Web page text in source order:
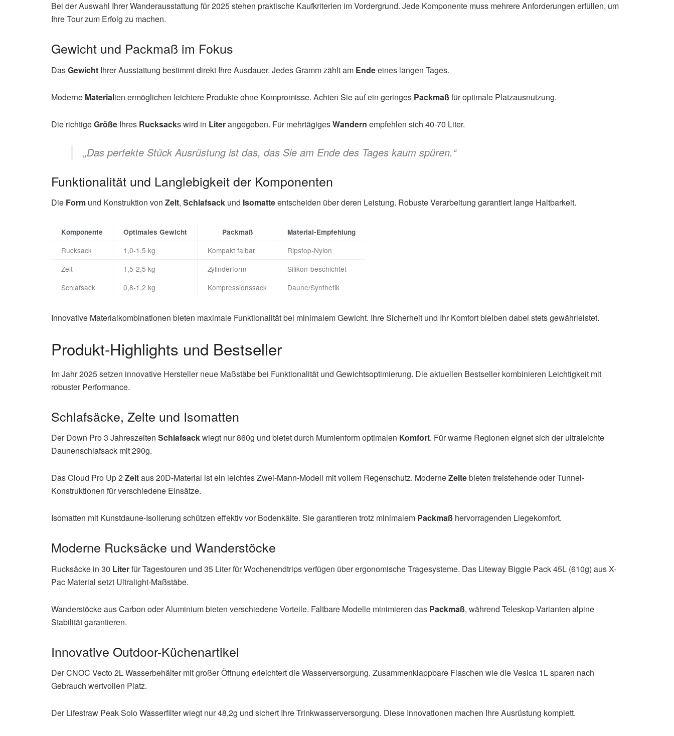
Bei der Auswahl Ihrer Wanderausstattung für 2025 stehen praktische Kaufkriterien im Vordergrund. Jede Komponente muss mehrere Anforderungen erfüllen, um
Ihre Tour zum Erfolg zu machen.
Gewicht und Packmaß im Fokus
DasGewicht Ihrer Ausstattung bestimmt direkt Ihre Ausdauer. Jedes Gramm zählt am Endeeines langen Tages.
Moderne Materialien ermöglichen leichtere Produkte ohne Kompromisse. Achten Sie auf ein geringes Packmaßfür optimale Platzausnutzung.
Die richtigeGröße Ihres Rucksacks wird in Literangegeben. Für mehrtägigesWandern empfehlen sich 40-70 Liter.
„Das perfekte Stück Ausrüstung ist das, das Sie am Ende des Tages kaum spüren.“
Funktionalität und Langlebigkeit der Komponenten
Die Form und Konstruktion von Zelt, Schlafsack und Isomatteentscheiden über deren Leistung. Robuste Verarbeitung garantiert lange Haltbarkeit.
Komponente Optimales Gewicht Packmaß Material-Empfehlung
Rucksack 1,0-1,5 kg Kompakt falbar
Ripstop-Nylon
Zelt
1,5-2,5 kg Zylinderform
Silikon-beschichtet
Schlafsack
0,8-1,2 kg Kompressionssack Daune/Synthetik
Innovative Materialkombinationen bieten maximale Funktionalität bei minimalem Gewicht. Ihre Sicherheit und Ihr Komfort bleiben dabei stets gewährleistet.
Produkt-Highlights und Bestseller
Im Jahr 2025 setzen innovative Hersteller neue Maßstäbe bei Funktionalität und Gewichtsoptimierung. Die aktuellen Bestseller kombinieren Leichtigkeit mit
robuster Performance.
Schlafsäcke, Zelte und Isomatten
Der Down Pro 3 Jahreszeiten Schlafsackwiegt nur 860g und bietet durch Mumienform optimalen Komfort. Für warme Regionen eignet sich der ultraleichte
Daunenschlafsack mit 290g.
Das Cloud Pro Up 2Zeltaus 20D-Material ist ein leichtes Zwei-Mann-Modell mit vollem Regenschutz. ModerneZeltebieten freistehende oder Tunnel-
Konstruktionen für verschiedene Einsätze.
Isomatten mit Kunstdaune-Isolierung schützen effektiv vor Bodenkälte. Sie garantieren trotz minimalem Packmaß hervorragenden Liegekomfort.
Moderne Rucksäcke und Wanderstöcke
Rucksäcke in 30 Literfür Tagestouren und 35 Liter für Wochenendtrips verfügen über ergonomische Tragesysteme. Das Liteway Biggie Pack 45L (610g) aus X-
Pac Material setzt Ultralight-Maßstäbe.
Wanderstöcke aus Carbon oder Aluminium bieten verschiedene Vorteile. Faltbare Modelle minimieren das Packmaß, während Teleskop-Varianten alpine
Stabilität garantieren.
Innovative Outdoor-Küchenartikel
Der CNOC Vecto 2L Wasserbehälter mit großer Öffnung erleichtert die Wasserversorgung. Zusammenklappbare Flaschen wie die Vesica 1L sparen nach
Gebrauch wertvollen Platz.
Der Lifestraw Peak Solo Wasserfilter wiegt nur 48,2g und sichert Ihre Trinkwasserversorgung. Diese Innovationen machen Ihre Ausrüstung komplett.